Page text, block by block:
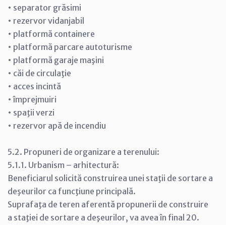
• separator grăsimi
• rezervor vidanjabil
• platformă containere
• platformă parcare autoturisme
• platformă garaje maşini
• căi de circulaţie
• acces incintă
• împrejmuiri
• spaţii verzi
• rezervor apă de incendiu
5.2. Propuneri de organizare a terenului:
5.1.1. Urbanism – arhitectură:
Beneficiarul solicită construirea unei staţii de sortare a
deşeurilor ca funcţiune principală.
Suprafaţa de teren aferentă propunerii de construire
a staţiei de sortare a deşeurilor, va avea în final 20.